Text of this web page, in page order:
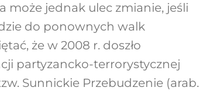
może jednak ulec zmianie, jeśli
do ponownych walk
że w 2008 r. doszło
partyzancko-terrorystycznej
Sunnickie Przebudzenie (arab.